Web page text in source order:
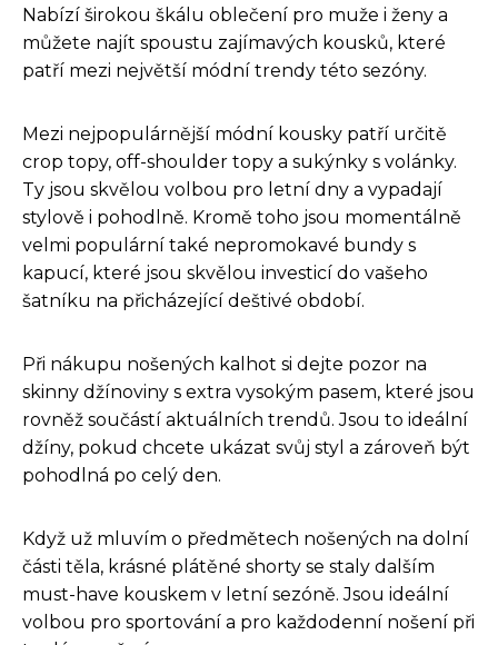
Nabízí širokou škálu oblečení pro muže i ženy a
můžete najít spoustu zajímavých kousků, které
patří mezi největší módní trendy této sezóny.
Mezi nejpopulárnější módní kousky patří určitě
crop topy, off-shoulder topy a sukýnky s volánky.
Ty jsou skvělou volbou pro letní dny a vypadají
stylově i pohodlně. Kromě toho jsou momentálně
velmi populární také nepromokavé bundy s
kapucí, které jsou skvělou investicí do vašeho
šatníku na přicházející deštivé období.
Při nákupu nošených kalhot si dejte pozor na
skinny džínoviny s extra vysokým pasem, které jsou
rovněž součástí aktuálních trendů. Jsou to ideální
džíny, pokud chcete ukázat svůj styl a zároveň být
pohodlná po celý den.
Když už mluvím o předmětech nošených na dolní
části těla, krásné plátěné shorty se staly dalším
must-have kouskem v letní sezóně. Jsou ideální
volbou pro sportování a pro každodenní nošení při